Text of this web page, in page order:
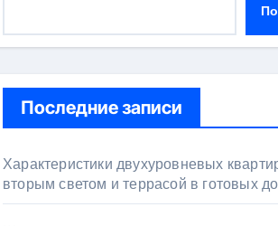
Последние записи
Характеристики двухуровневых
вторым светом и террасой в готовых